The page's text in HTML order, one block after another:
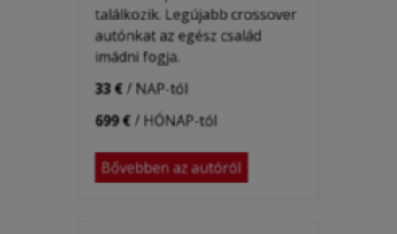
találkozik. Legújabb crossover
autónkat az egész család
imádni fogja.
33 €/ NAP-tól
699 €/ HÓNAP-tól
Bővebben az autóról